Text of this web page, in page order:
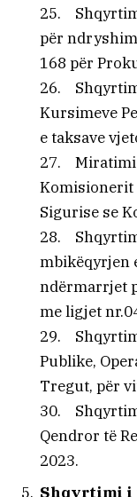
25.
për
168 për
26.
Kursimeve
e taksave
27. Miratimi
Komisionerit
Sigurise se
28.
mbikëqyrjen
ndërmarrjet
me ligjet
29.
Publike,
Tregut, për
30.
Qendror të
2023.
Shqyrtimi i